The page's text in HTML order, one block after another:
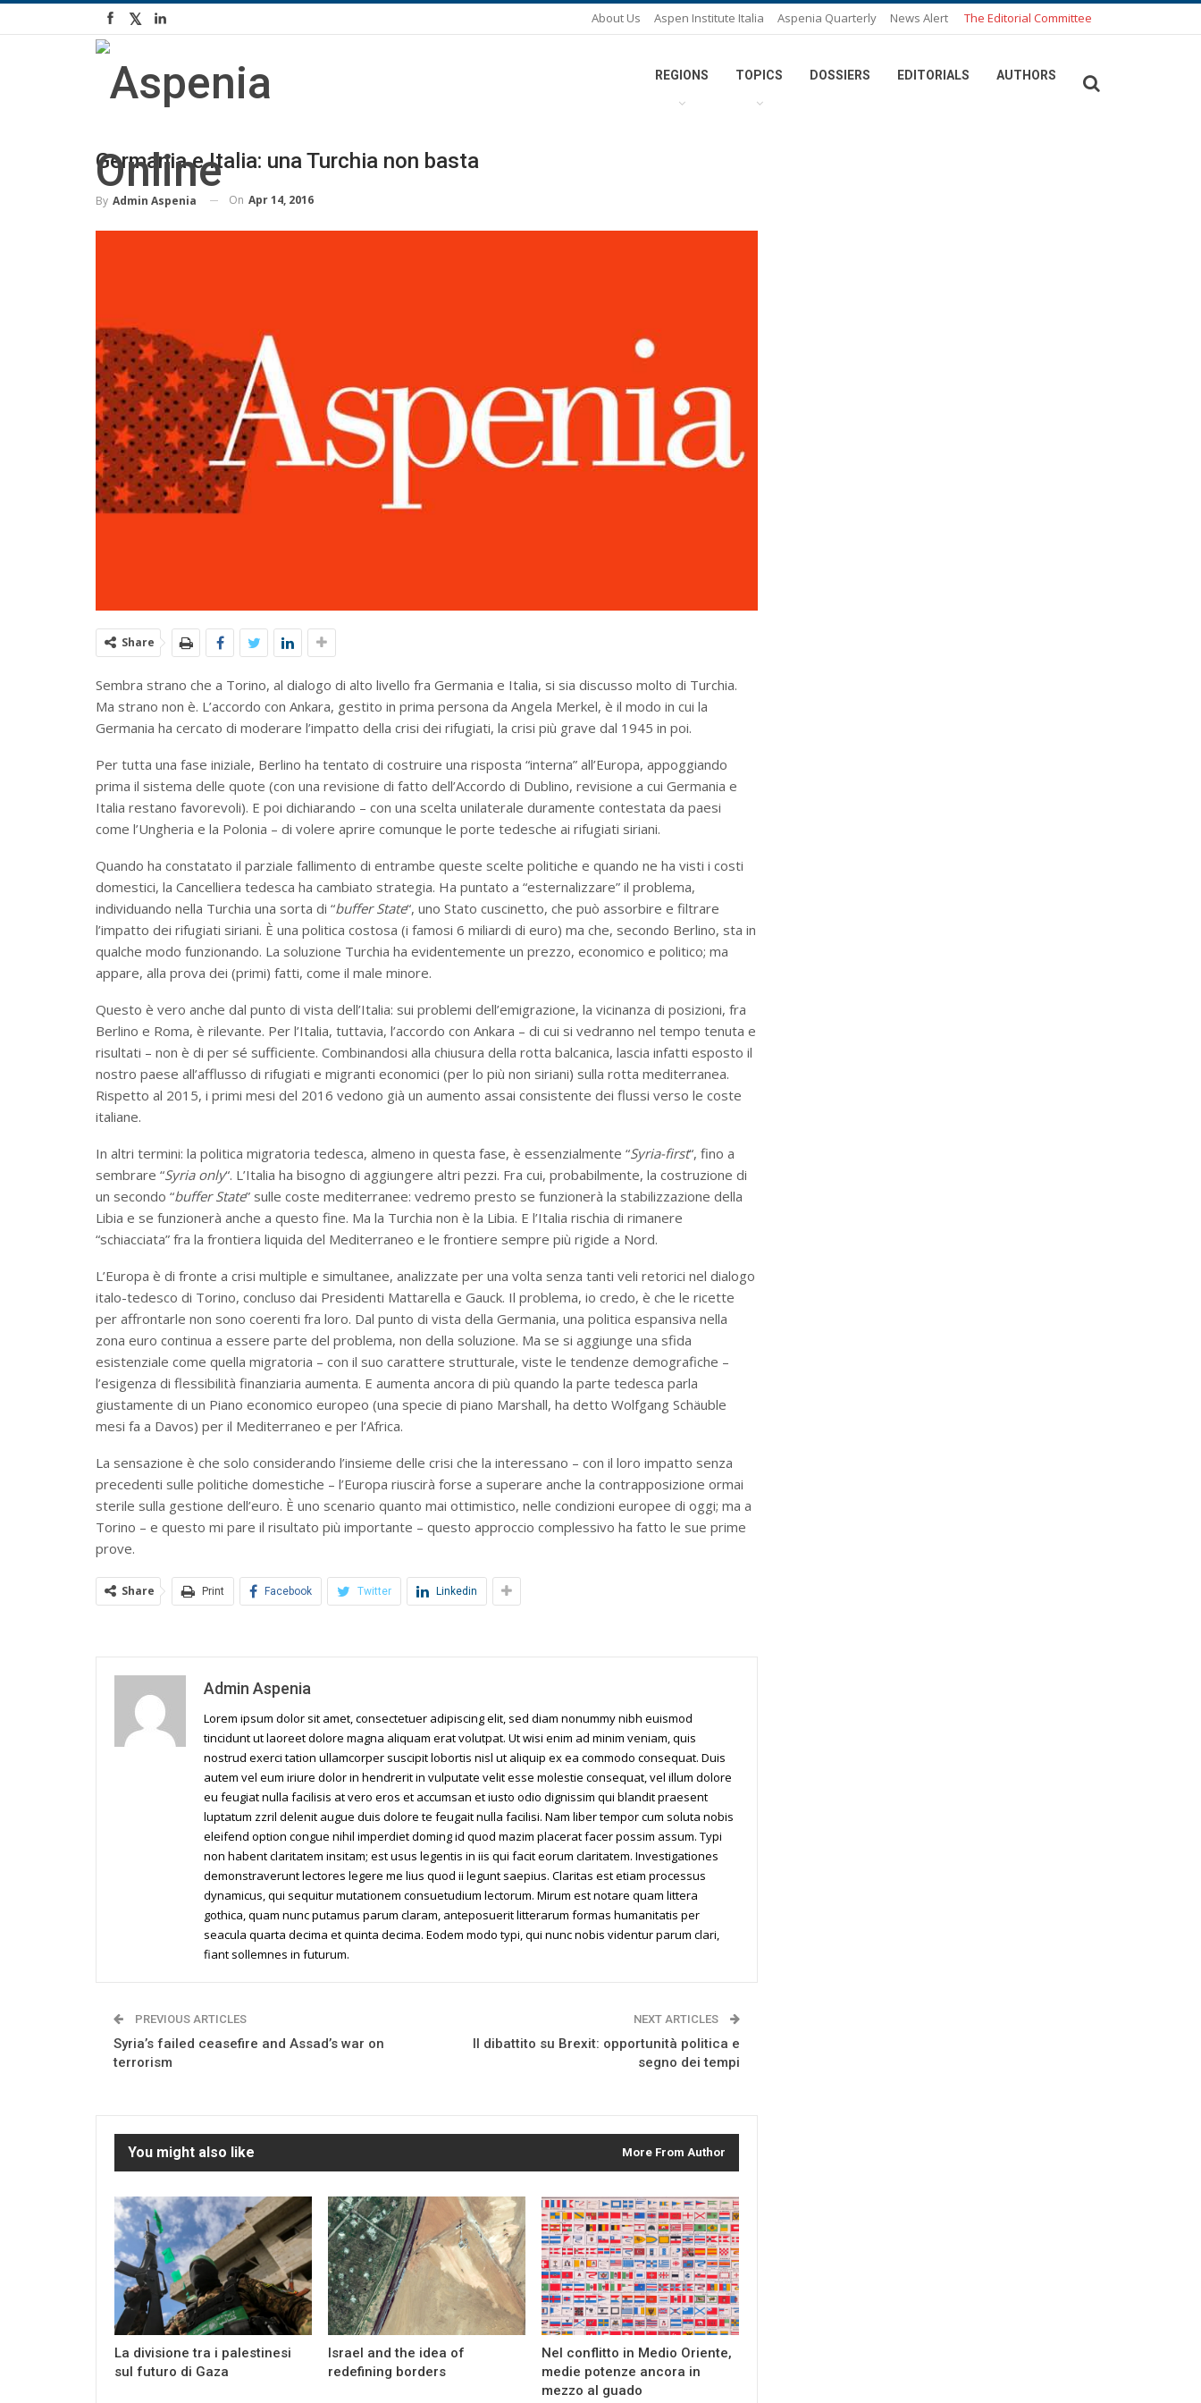
About Us Aspen Institute Italia Aspenia Quarterly News Alert The Editorial Committee
REGIONS TOPICS DOSSIERS EDITORIALS AUTHORS
Germania e Italia: una Turchia non basta
By Admin Aspenia On Apr 14, 2016
Share
Sembra strano che a Torino, al dialogo di alto livello fra Germania e Italia, si sia discusso molto di Turchia.
Ma strano non è. L’accordo con Ankara, gestito in prima persona da Angela Merkel, è il modo in cui la
Germania ha cercato di moderare l’impatto della crisi dei rifugiati, la crisi più grave dal 1945 in poi.
Per tutta una fase iniziale, Berlino ha tentato di costruire una risposta “interna” all’Europa, appoggiando
prima il sistema delle quote (con una revisione di fatto dell’Accordo di Dublino, revisione a cui Germania e
Italia restano favorevoli). E poi dichiarando – con una scelta unilaterale duramente contestata da paesi
come l’Ungheria e la Polonia – di volere aprire comunque le porte tedesche ai rifugiati siriani.
Quando ha constatato il parziale fallimento di entrambe queste scelte politiche e quando ne ha visti i costi
domestici, la Cancelliera tedesca ha cambiato strategia. Ha puntato a “esternalizzare” il problema,
individuando nella Turchia una sorta di “buffer State“, uno Stato cuscinetto, che può assorbire e filtrare
l’impatto dei rifugiati siriani. È una politica costosa (i famosi 6 miliardi di euro) ma che, secondo Berlino, sta in
qualche modo funzionando. La soluzione Turchia ha evidentemente un prezzo, economico e politico; ma
appare, alla prova dei (primi) fatti, come il male minore.
Questo è vero anche dal punto di vista dell’Italia: sui problemi dell’emigrazione, la vicinanza di posizioni, fra
Berlino e Roma, è rilevante. Per l’Italia, tuttavia, l’accordo con Ankara – di cui si vedranno nel tempo tenuta e
risultati – non è di per sé sufficiente. Combinandosi alla chiusura della rotta balcanica, lascia infatti esposto il
nostro paese all’afflusso di rifugiati e migranti economici (per lo più non siriani) sulla rotta mediterranea.
Rispetto al 2015, i primi mesi del 2016 vedono già un aumento assai consistente dei flussi verso le coste
italiane.
In altri termini: la politica migratoria tedesca, almeno in questa fase, è essenzialmente “Syria-first“, fino a
sembrare “Syria only“. L’Italia ha bisogno di aggiungere altri pezzi. Fra cui, probabilmente, la costruzione di
un secondo “buffer State” sulle coste mediterranee: vedremo presto se funzionerà la stabilizzazione della
Libia e se funzionerà anche a questo fine. Ma la Turchia non è la Libia. E l’Italia rischia di rimanere
“schiacciata” fra la frontiera liquida del Mediterraneo e le frontiere sempre più rigide a Nord.
L’Europa è di fronte a crisi multiple e simultanee, analizzate per una volta senza tanti veli retorici nel dialogo
italo-tedesco di Torino, concluso dai Presidenti Mattarella e Gauck. Il problema, io credo, è che le ricette
per affrontarle non sono coerenti fra loro. Dal punto di vista della Germania, una politica espansiva nella
zona euro continua a essere parte del problema, non della soluzione. Ma se si aggiunge una sfida
esistenziale come quella migratoria – con il suo carattere strutturale, viste le tendenze demografiche –
l’esigenza di flessibilità finanziaria aumenta. E aumenta ancora di più quando la parte tedesca parla
giustamente di un Piano economico europeo (una specie di piano Marshall, ha detto Wolfgang Schäuble
mesi fa a Davos) per il Mediterraneo e per l’Africa.
La sensazione è che solo considerando l’insieme delle crisi che la interessano – con il loro impatto senza
precedenti sulle politiche domestiche – l’Europa riuscirà forse a superare anche la contrapposizione ormai
sterile sulla gestione dell’euro. È uno scenario quanto mai ottimistico, nelle condizioni europee di oggi; ma a
Torino – e questo mi pare il risultato più importante – questo approccio complessivo ha fatto le sue prime
prove.
Share Print Facebook Twitter Linkedin
Admin Aspenia
Lorem ipsum dolor sit amet, consectetuer adipiscing elit, sed diam nonummy nibh euismod
tincidunt ut laoreet dolore magna aliquam erat volutpat. Ut wisi enim ad minim veniam, quis
nostrud exerci tation ullamcorper suscipit lobortis nisl ut aliquip ex ea commodo consequat. Duis
autem vel eum iriure dolor in hendrerit in vulputate velit esse molestie consequat, vel illum dolore
eu feugiat nulla facilisis at vero eros et accumsan et iusto odio dignissim qui blandit praesent
luptatum zzril delenit augue duis dolore te feugait nulla facilisi. Nam liber tempor cum soluta nobis
eleifend option congue nihil imperdiet doming id quod mazim placerat facer possim assum. Typi
non habent claritatem insitam; est usus legentis in iis qui facit eorum claritatem. Investigationes
demonstraverunt lectores legere me lius quod ii legunt saepius. Claritas est etiam processus
dynamicus, qui sequitur mutationem consuetudium lectorum. Mirum est notare quam littera
gothica, quam nunc putamus parum claram, anteposuerit litterarum formas humanitatis per
seacula quarta decima et quinta decima. Eodem modo typi, qui nunc nobis videntur parum clari,
fiant sollemnes in futurum.
PREVIOUS ARTICLES
Syria’s failed ceasefire and Assad’s war on
terrorism
NEXT ARTICLES
Il dibattito su Brexit: opportunità politica e
segno dei tempi
You might also like More From Author
La divisione tra i palestinesi
sul futuro di Gaza
Israel and the idea of
redefining borders
Nel conflitto in Medio Oriente,
medie potenze ancora in
mezzo al guado